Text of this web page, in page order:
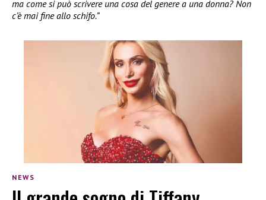
ma come si può scrivere una cosa del genere a una donna? Non
c’è mai fine allo schifo.”
NEWS